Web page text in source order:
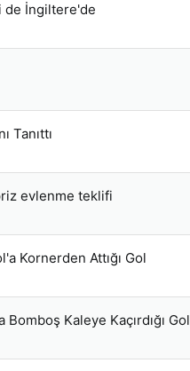
de İngiltere'de
Tanıttı
evlenme teklifi
Kornerden Attığı Gol
Kaleye Kaçırdığı Gol